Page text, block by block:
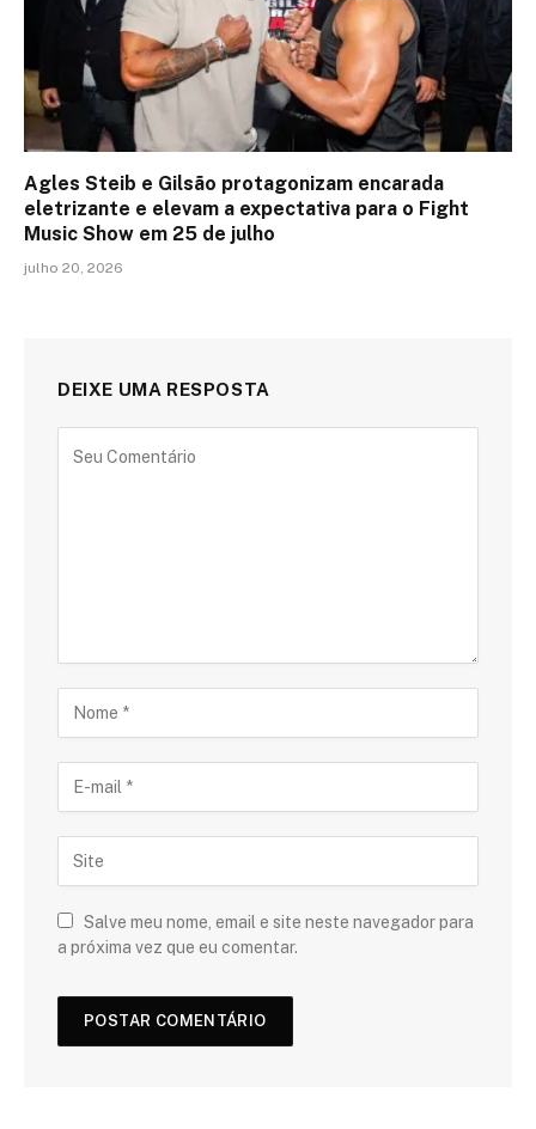
Agles Steib e Gilsão protagonizam encarada
eletrizante e elevam a expectativa para o Fight
Music Show em 25 de julho
julho 20, 2026
DEIXE UMA RESPOSTA
Salve meu nome, email e site neste navegador para
a próxima vez que eu comentar.